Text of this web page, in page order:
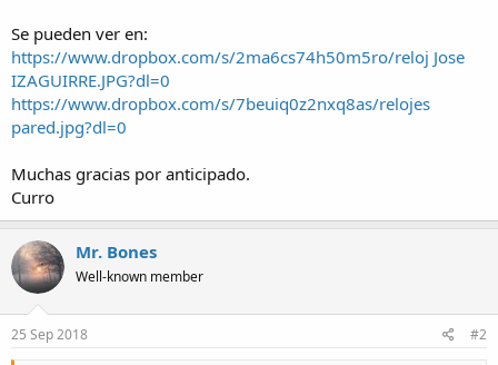
Se pueden ver en:
https://www.dropbox.com/s/2ma6cs74h50m5ro/reloj Jose
IZAGUIRRE.JPG?dl=0
https://www.dropbox.com/s/7beuiq0z2nxq8as/relojes
pared.jpg?dl=0
Muchas gracias por anticipado.
Curro
Mr. Bones
Well-known member
25 Sep 2018 #2